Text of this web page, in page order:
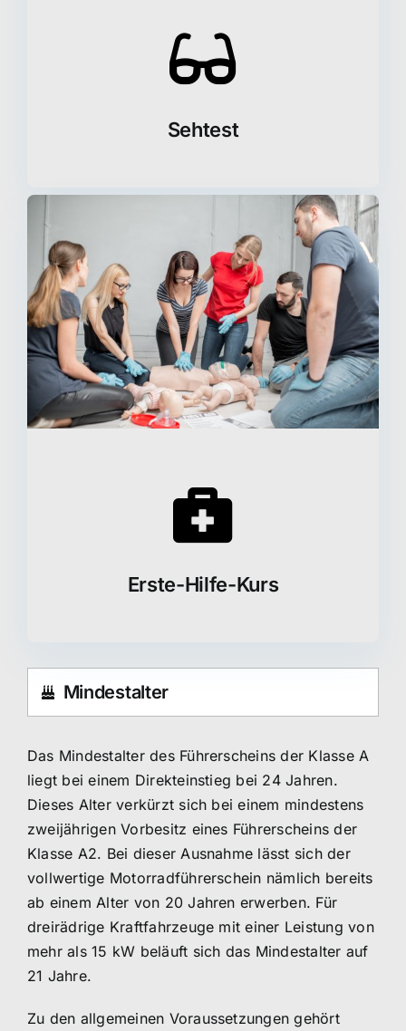
Sehtest
Erste-Hilfe-Kurs
Mindestalter
Das Mindestalter des Führerscheins der Klasse A
liegt bei einem Direkteinstieg bei 24 Jahren.
Dieses Alter verkürzt sich bei einem mindestens
zweijährigen Vorbesitz eines Führerscheins der
Klasse A2. Bei dieser Ausnahme lässt sich der
vollwertige Motorradführerschein nämlich bereits
ab einem Alter von 20 Jahren erwerben. Für
dreirädrige Kraftfahrzeuge mit einer Leistung von
mehr als 15 kW beläuft sich das Mindestalter auf
21 Jahre.
Zu den allgemeinen Voraussetzungen gehört